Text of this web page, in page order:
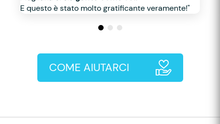
E questo è stato molto gratificante veramente!"
COME AIUTARCI